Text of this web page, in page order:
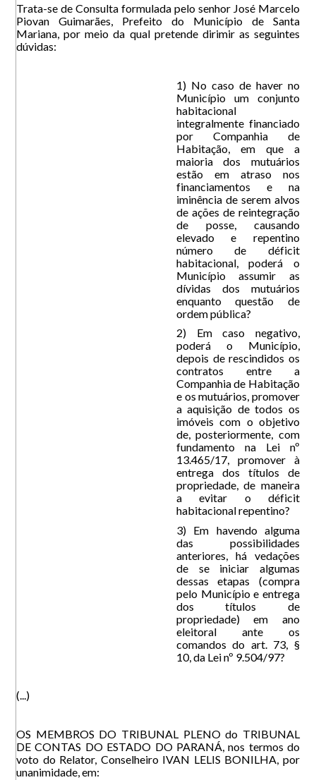
Trata-se de Consulta formulada pelo senhor José Marcelo
Piovan Guimarães, Prefeito do Município de Santa
Mariana, por meio da qual pretende dirimir as seguintes
dúvidas:
1) No caso de haver no
Município um conjunto
habitacional
integralmente financiado
por Companhia de
Habitação, em que a
maioria dos mutuários
estão em atraso nos
financiamentos e na
iminência de serem alvos
de ações de reintegração
de posse, causando
elevado e repentino
número de déficit
habitacional, poderá o
Município assumir as
dívidas dos mutuários
enquanto questão de
ordem pública?
2) Em caso negativo,
poderá o Município,
depois de rescindidos os
contratos entre a
Companhia de Habitação
e os mutuários, promover
a aquisição de todos os
imóveis com o objetivo
de, posteriormente, com
fundamento na Lei nº
13.465/17, promover à
entrega dos títulos de
propriedade, de maneira
a evitar o déficit
habitacional repentino?
3) Em havendo alguma
das possibilidades
anteriores, há vedações
de se iniciar algumas
dessas etapas (compra
pelo Município e entrega
dos títulos de
propriedade) em ano
eleitoral ante os
comandos do art. 73, §
10, da Lei nº 9.504/97?
(...)
OS MEMBROS DO TRIBUNAL PLENO do TRIBUNAL
DE CONTAS DO ESTADO DO PARANÁ, nos termos do
voto do Relator, Conselheiro IVAN LELIS BONILHA, por
unanimidade, em: